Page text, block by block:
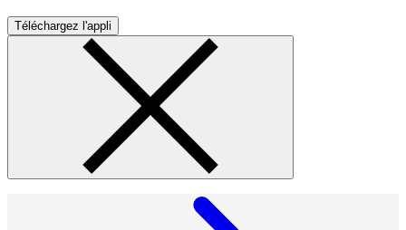
Téléchargez l'appli